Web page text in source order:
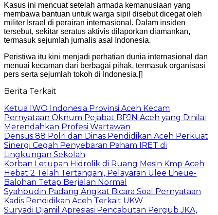
Kasus ini mencuat setelah armada kemanusiaan yang
membawa bantuan untuk warga sipil disebut dicegat oleh
militer Israel di perairan internasional. Dalam insiden
tersebut, sekitar seratus aktivis dilaporkan diamankan,
termasuk sejumlah jurnalis asal Indonesia.
Peristiwa itu kini menjadi perhatian dunia internasional dan
menuai kecaman dari berbagai pihak, termasuk organisasi
pers serta sejumlah tokoh di Indonesia.[]
Berita Terkait
Ketua IWO Indonesia Provinsi Aceh Kecam
Pernyataan Oknum Pejabat BPJN Aceh yang Dinilai
Merendahkan Profesi Wartawan
Densus 88 Polri dan Dinas Pendidikan Aceh Perkuat
Sinergi Cegah Penyebaran Paham IRET di
Lingkungan Sekolah
Korban Letupan Hidrolik di Ruang Mesin Kmp Aceh
Hebat 2 Telah Tertangani, Pelayaran Ulee Lheue-
Balohan Tetap Berjalan Normal
Syahbudin Padang Angkat Bicara Soal Pernyataan
Kadis Pendidikan Aceh Terkait UKW
Suryadi Djamil Apresiasi Pencabutan Pergub JKA,